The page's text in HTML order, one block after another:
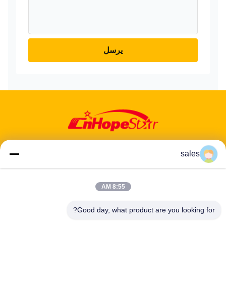
يرسل
عنوان: 601-606، الطابق 6، المبنى E، حديقة يوانفين الصناعية، منطقة
هاتف:86-13424296897
sales
8:55 AM
Good day, what product are you looking for?